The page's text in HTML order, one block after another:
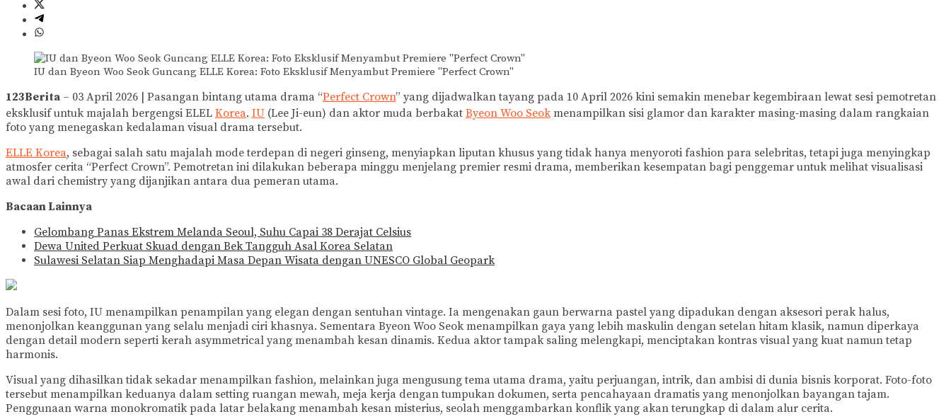
IU dan Byeon Woo Seok Guncang ELLE Korea: Foto Eksklusif Menyambut Premiere "Perfect Crown"
123Berita – 03 April 2026 | Pasangan bintang utama drama “Perfect Crown” yang dijadwalkan tayang pada 10 April 2026 kini semakin menebar kegembiraan lewat sesi pemotretan
eksklusif untuk majalah bergengsi ELEL Korea. IU (Lee Ji-eun) dan aktor muda berbakat Byeon Woo Seokmenampilkan sisi glamor dan karakter masing‑masing dalam rangkaian
foto yang menegaskan kedalaman visual drama tersebut.
ELLE Korea, sebagai salah satu majalah mode terdepan di negeri ginseng, menyiapkan liputan khusus yang tidak hanya menyoroti fashion para selebritas, tetapi juga menyingkap
atmosfer cerita “Perfect Crown”. Pemotretan ini dilakukan beberapa minggu menjelang premier resmi drama, memberikan kesempatan bagi penggemar untuk melihat visualisasi
awal dari chemistry yang dijanjikan antara dua pemeran utama.
Bacaan Lainnya
Gelombang Panas Ekstrem Melanda Seoul, Suhu Capai 38 Derajat Celsius
Dewa United Perkuat Skuad dengan Bek Tangguh Asal Korea Selatan
Sulawesi Selatan Siap Menghadapi Masa Depan Wisata dengan UNESCO Global Geopark
Dalam sesi foto, IU menampilkan penampilan yang elegan dengan sentuhan vintage. Ia mengenakan gaun berwarna pastel yang dipadukan dengan aksesori perak halus,
menonjolkan keanggunan yang selalu menjadi ciri khasnya. Sementara Byeon Woo Seok menampilkan gaya yang lebih maskulin dengan setelan hitam klasik, namun diperkaya
dengan detail modern seperti kerah asymmetrical yang menambah kesan dinamis. Kedua aktor tampak saling melengkapi, menciptakan kontras visual yang kuat namun tetap
harmonis.
Visual yang dihasilkan tidak sekadar menampilkan fashion, melainkan juga mengusung tema utama drama, yaitu perjuangan, intrik, dan ambisi di dunia bisnis korporat. Foto-foto
tersebut menampilkan keduanya dalam setting ruangan mewah, meja kerja dengan tumpukan dokumen, serta pencahayaan dramatis yang menonjolkan bayangan tajam.
Penggunaan warna monokromatik pada latar belakang menambah kesan misterius, seolah menggambarkan konflik yang akan terungkap di dalam alur cerita.